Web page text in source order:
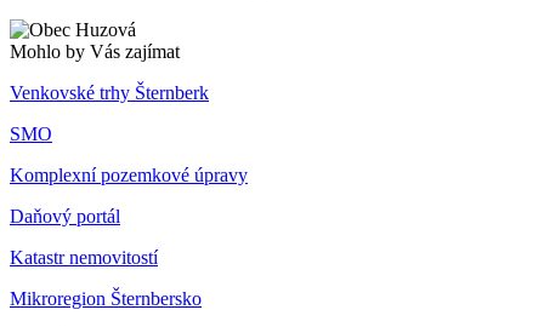
Mohlo by Vás zajímat
Venkovské trhy Šternberk
SMO
Komplexní pozemkové úpravy
Daňový portál
Katastr nemovitostí
Mikroregion Šternbersko